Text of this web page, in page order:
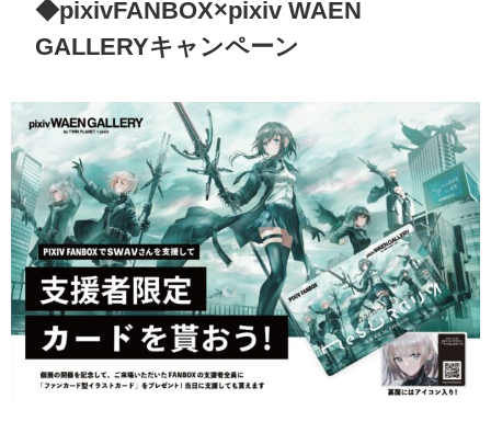
◆pixivFANBOX×pixiv WAEN
GALLERYキャンペーン